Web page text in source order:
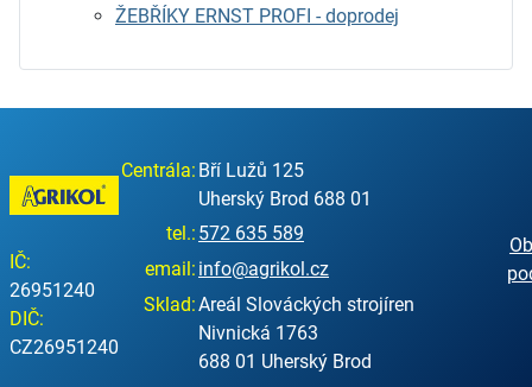
ŽEBŘÍKY ERNST PROFI - doprodej
IČ:
26951240
DIČ:
CZ26951240
Centrála: Bří Lužů 125
Uherský Brod 688 01
tel.: 572 635 589
email: info@agrikol.cz
Sklad:Areál Slováckých strojíren
Nivnická 1763
688 01 Uherský Brod